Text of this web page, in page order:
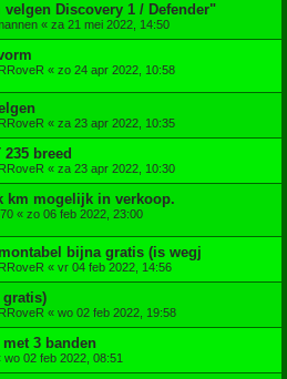
Discovery 1 / Defender"
« za 21 mei 2022, 14:50
« zo 24 apr 2022, 10:58
« za 23 apr 2022, 10:35
breed
« za 23 apr 2022, 10:30
km mogelijk in verkoop.
« zo 06 feb 2022, 23:00
bijna gratis (is wegj
« vr 04 feb 2022, 14:56
gratis)
« wo 02 feb 2022, 19:58
3 banden
wo 02 feb 2022, 08:51